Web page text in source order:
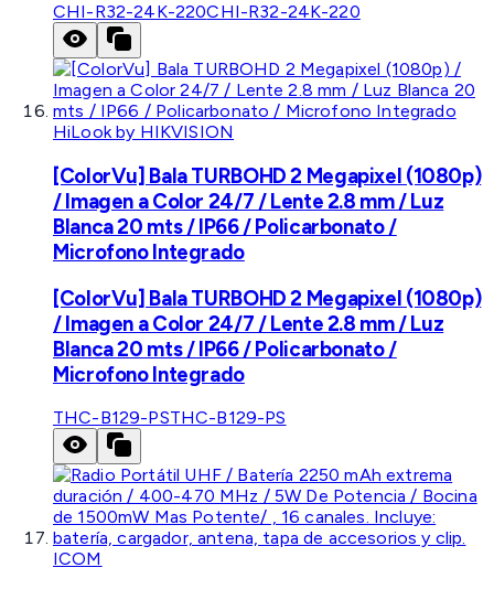
CHI-R32-24K-220CHI-R32-24K-220
HiLook by HIKVISION
[ColorVu] Bala TURBOHD 2 Megapixel (1080p)
/ Imagen a Color 24/7 / Lente 2.8 mm / Luz
Blanca 20 mts / IP66 / Policarbonato /
Microfono Integrado
[ColorVu] Bala TURBOHD 2 Megapixel (1080p)
/ Imagen a Color 24/7 / Lente 2.8 mm / Luz
Blanca 20 mts / IP66 / Policarbonato /
Microfono Integrado
THC-B129-PSTHC-B129-PS
ICOM